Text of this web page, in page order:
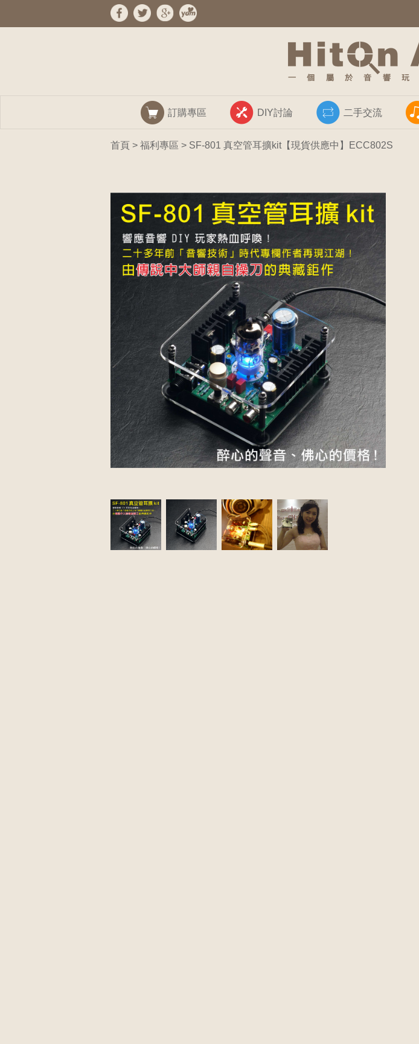
訂購專區 DIY討論 二手交流
首頁 > 福利專區 > SF-801 真空管耳擴kit【現貨供應中】ECC802S